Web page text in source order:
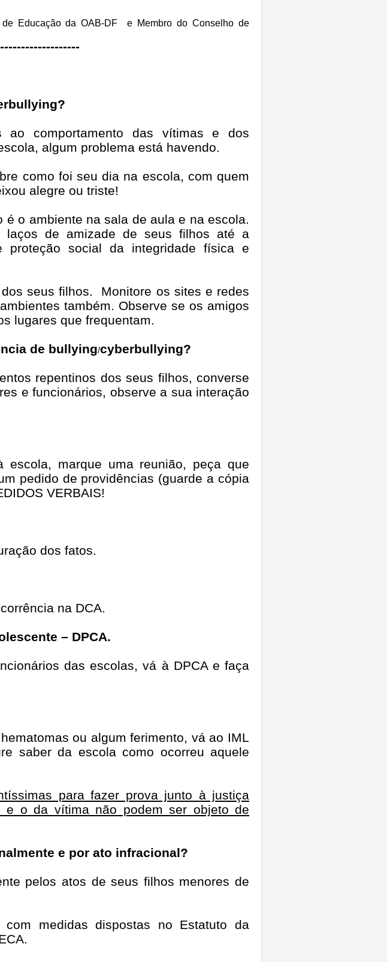
Educação da OAB-DF
e Membro do Conselho de
ao comportamento das vítimas e dos
algum problema está havendo.
como foi seu dia na escola, com quem
alegre ou triste!
o ambiente na sala de aula e na escola.
laços de amizade de seus filhos até a
proteção social da integridade física e
seus filhos.
Monitore os sites e redes
também. Observe se os amigos
lugares que frequentam.
de bullying/cyberbullying?
repentinos dos seus filhos, converse
e funcionários, observe a sua interação
escola, marque uma reunião, peça que
pedido de providências (guarde a cópia
VERBAIS!
dos fatos.
na DCA.
– DPCA.
das escolas, vá à DPCA e faça
ou algum ferimento, vá ao IML
saber da escola como ocorreu aquele
para fazer prova junto à justiça
e o da vítima não podem ser objeto de
e por ato infracional?
pelos atos de seus filhos menores de
medidas dispostas no Estatuto da